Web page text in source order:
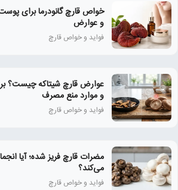
و عوارض
فواید و خواص قارچ
عوارض قارچ شیتاکه چیست؟
و موارد منع مصرف
فواید و خواص قارچ
مضرات قارچ فریز شده؛ آیا
می‌کند؟
فواید و خواص قارچ